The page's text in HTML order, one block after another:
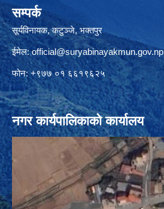
सम्पर्क
सूर्यविनायक, कटुञ्जे, भक्तपुर
ईमेल:official@suryabinayakmun.gov.np
फोन: +९७७ ०१ ६६१९६२५
नगर कार्यपालिकाको कार्यालय